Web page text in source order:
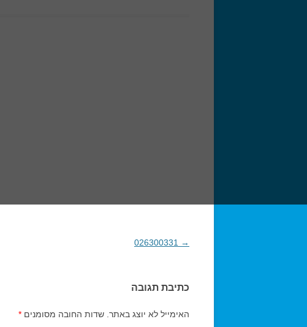
ניווט בפוסטים
→
כתיבת תגובה
האימייל לא יוצג באתר. שדות החובה מסומנים *